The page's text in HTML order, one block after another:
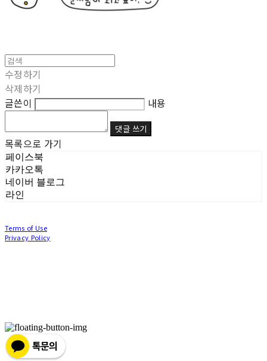
수정하기
삭제하기
글쓴이
내용
댓글 쓰기
목록으로 가기
페이스북
카카오톡
네이버 블로그
라인
Terms of Use
Privacy Policy